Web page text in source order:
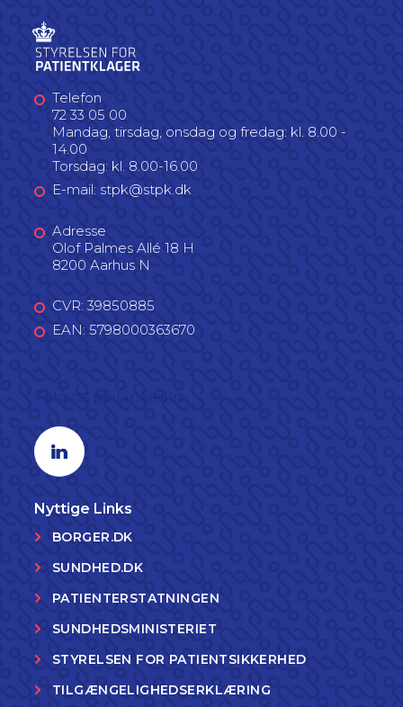
Telefon
72 33 05 00
Mandag, tirsdag, onsdag og fredag: kl. 8.00 -
14.00
Torsdag: kl. 8.00-16.00
E-mail: stpk@stpk.dk
Adresse
Olof Palmes Allé 18 H
8200 Aarhus N
CVR: 39850885
EAN: 5798000363670
Linkedin profil
Nyttige Links
BORGER.DK
SUNDHED.DK
PATIENTERSTATNINGEN
SUNDHEDSMINISTERIET
STYRELSEN FOR PATIENTSIKKERHED
TILGÆNGELIGHEDSERKLÆRING